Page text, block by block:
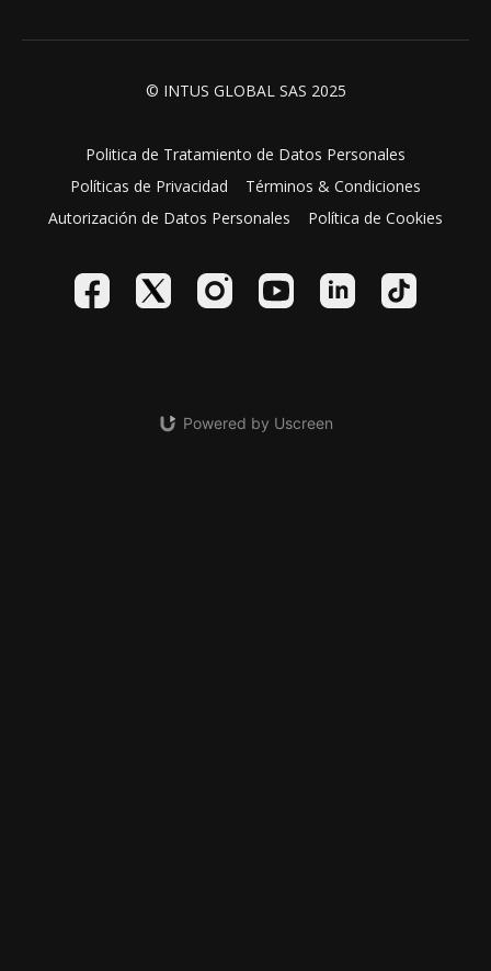
© INTUS GLOBAL SAS 2025
Politica de Tratamiento de Datos Personales
Políticas de Privacidad
Términos & Condiciones
Autorización de Datos Personales
Política de Cookies
Powered by Uscreen